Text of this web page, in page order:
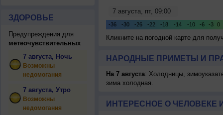
ЗДОРОВЬЕ
Предупреждения для
метеочувствительных
7 августа, Ночь
Возможны
недомогания
7 августа, Утро
Возможны
недомогания
Кликните на погодной карте для
НАРОДНЫЕ ПРИМЕТЫ И
На 7 августа: Холодницы,
зима холодная.
ИНТЕРЕСНОЕ О ЧЕЛОВЕКЕ